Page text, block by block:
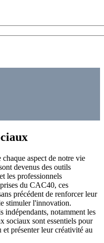
aspect de notre vie
devenus des outils
les professionnels
du CAC40, ces
précédent de renforcer leur
stimuler l'innovation.
indépendants, notamment les
sociaux sont essentiels pour
et présenter leur créativité au